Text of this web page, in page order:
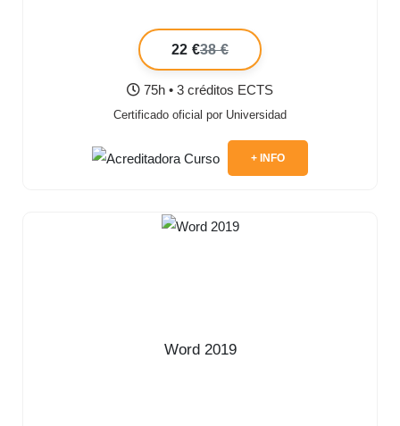
22 €38 €
75h • 3 créditos ECTS
Certificado oficial por Universidad
+ INFO
Word 2019